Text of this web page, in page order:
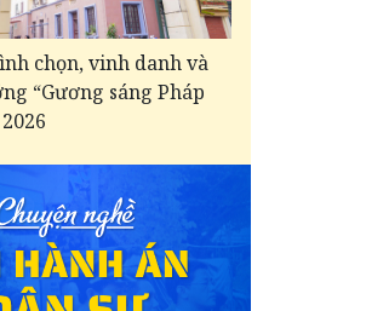
chọn, vinh danh và
“Gương sáng Pháp